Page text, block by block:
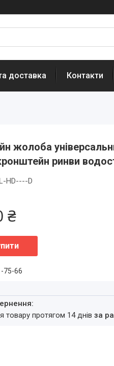
доставка Контакти
жолоба
ринви
HD----D
₴
75-66
товару протягом 14 днівза